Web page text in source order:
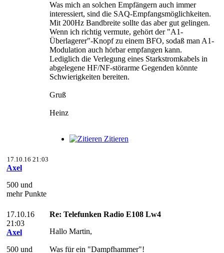
Was mich an solchen Empfängern auch immer
interessiert, sind die SAQ-Empfangsmöglichkeiten.
Mit 200Hz Bandbreite sollte das aber gut gelingen.
Wenn ich richtig vermute, gehört der "A1-
Überlagerer"-Knopf zu einem BFO, sodaß man A1-
Modulation auch hörbar empfangen kann.
Lediglich die Verlegung eines Starkstromkabels in
abgelegene HF/NF-störarme Gegenden könnte
Schwierigkeiten bereiten.
Gruß
Heinz
Zitieren
17.10.16 21:03
Axel
500 und
mehr Punkte
17.10.16
21:03
Axel
500 und
Re: Telefunken Radio E108 Lw4
Hallo Martin,
Was für ein "Dampfhammer"!